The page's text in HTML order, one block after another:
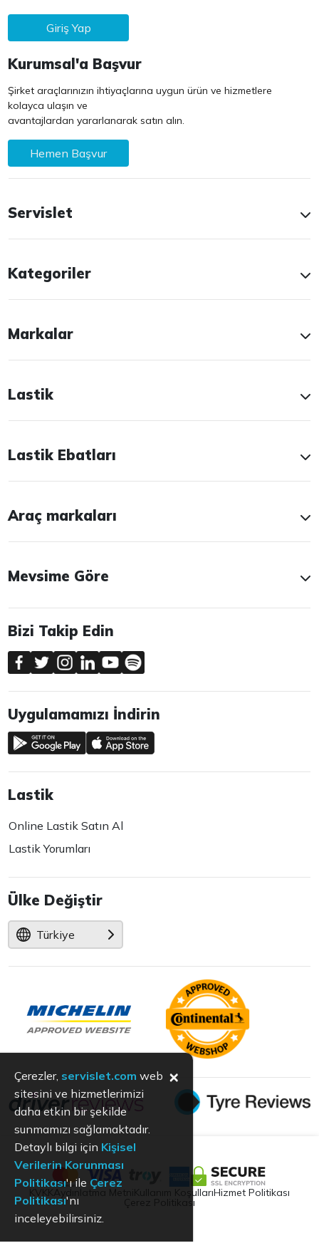
Giriş Yap
Kurumsal'a Başvur
Şirket araçlarınızın ihtiyaçlarına uygun ürün ve hizmetlere
kolayca ulaşın ve
avantajlardan yararlanarak satın alın.
Hemen Başvur
Servislet
Kategoriler
Markalar
Lastik
Lastik Ebatları
Araç markaları
Mevsime Göre
Bizi Takip Edin
Uygulamamızı İndirin
Lastik
Online Lastik Satın Al
Lastik Yorumları
Ülke Değiştir
Türkiye
Aydınlatma Metni Kullanım KoşullarıHizmet Politikası
Çerez Politikası
Çerezler, servislet.com web
sitesini ve hizmetlerimizi
daha etkin bir şekilde
sunmamızı sağlamaktadır.
Detaylı bilgi için Kişisel
Verilerin Korunması
Politikası'ı ile Çerez
Politikası'nı
inceleyebilirsiniz.
×